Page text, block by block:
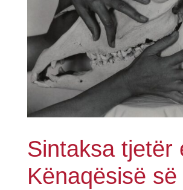
Sintaksa tjetër
Kënaqësisë së